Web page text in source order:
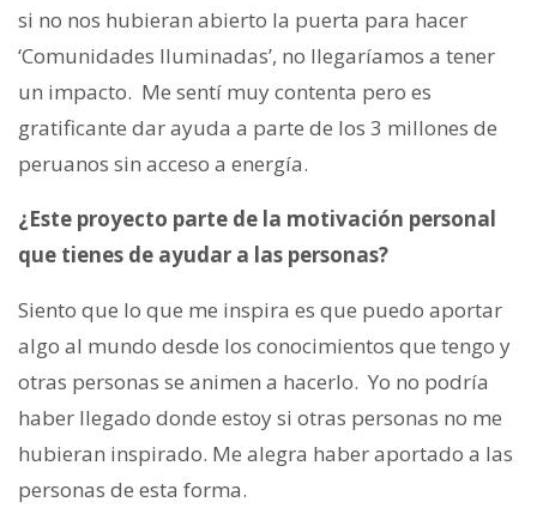
si no nos hubieran abierto la puerta para hacer
‘Comunidades Iluminadas’, no llegaríamos a tener
un impacto. Me sentí muy contenta pero es
gratificante dar ayuda a parte de los 3 millones de
peruanos sin acceso a energía.
¿Este proyecto parte de la motivación personal
que tienes de ayudar a las personas?
Siento que lo que me inspira es que puedo aportar
algo al mundo desde los conocimientos que tengo y
otras personas se animen a hacerlo. Yo no podría
haber llegado donde estoy si otras personas no me
hubieran inspirado. Me alegra haber aportado a las
personas de esta forma.